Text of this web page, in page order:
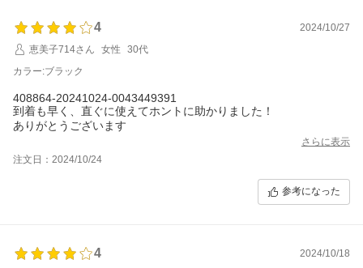
4
2024/10/27
恵美子714さん
女性
30代
カラー:ブラック
408864-20241024-0043449391
到着も早く、直ぐに使えてホントに助かりました！
ありがとうございます
さらに表示
注文日：2024/10/24
参考になった
4
2024/10/18